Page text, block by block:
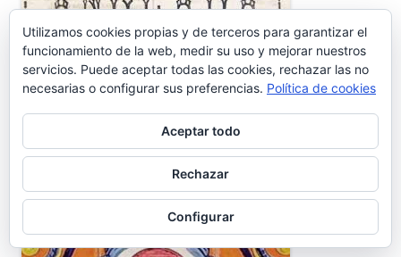
Utilizamos cookies propias y de terceros para garantizar el
funcionamiento de la web, medir su uso y mejorar nuestros
servicios. Puede aceptar todas las cookies, rechazar las no
necesarias o configurar sus preferencias. Política de cookies
Aceptar todo
Rechazar
Configurar